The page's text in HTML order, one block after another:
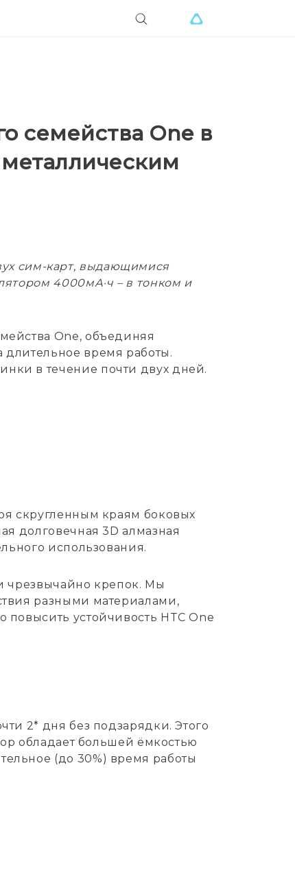
семейства One в
сим-карт, выдающимися
4000мА·ч – в тонком и
One, объединяя
время работы.
в течение почти двух дней.
скругленным краям боковых
долговечная 3D алмазная
использования.
чрезвычайно крепок. Мы
разными материалами,
устойчивость HTC One
2* дня без подзарядки. Этого
обладает большей ёмкостью
(до 30%) время работы